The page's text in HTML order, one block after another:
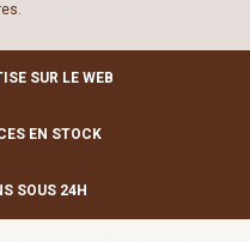
SUR LE WEB
EN STOCK
SOUS 24H